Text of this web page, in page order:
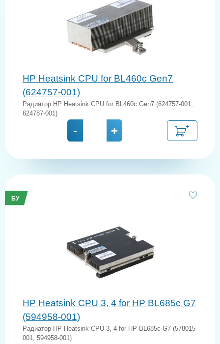
HP Heatsink CPU for BL460c Gen7
(624757-001)
Радиатор HP Heatsink CPU for BL460c Gen7 (624757-001,
624787-001)
- +
БУ
HP Heatsink CPU 3, 4 for HP BL685c G7
(594958-001)
Радиатор HP Heatsink CPU 3, 4 for HP BL685c G7 (578015-
001, 594958-001)